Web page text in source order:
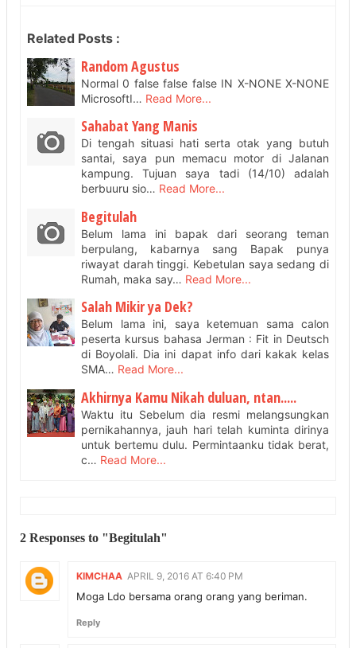
Related Posts :
Random Agustus
Normal 0 false false false IN X-NONE X-NONE
MicrosoftI… Read More...
Sahabat Yang Manis
Di tengah situasi hati serta otak yang butuh
santai, saya pun memacu motor di Jalanan
kampung. Tujuan saya tadi (14/10) adalah
berbuuru sio… Read More...
Begitulah
Belum lama ini bapak dari seorang teman
berpulang, kabarnya sang Bapak punya
riwayat darah tinggi. Kebetulan saya sedang di
Rumah, maka say… Read More...
Salah Mikir ya Dek?
Belum lama ini, saya ketemuan sama calon
peserta kursus bahasa Jerman : Fit in Deutsch
di Boyolali. Dia ini dapat info dari kakak kelas
SMA… Read More...
Akhirnya Kamu Nikah duluan, ntan.....
Waktu itu Sebelum dia resmi melangsungkan
pernikahannya, jauh hari telah kuminta dirinya
untuk bertemu dulu. Permintaanku tidak berat,
c… Read More...
2 Responses to "Begitulah"
KIMCHAA APRIL 9, 2016 AT 6:40 PM
Moga Ldo bersama orang orang yang beriman.
Reply